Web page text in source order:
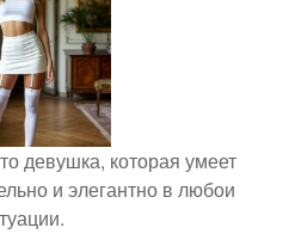
девушка, которая умеет
и элегантно в любои